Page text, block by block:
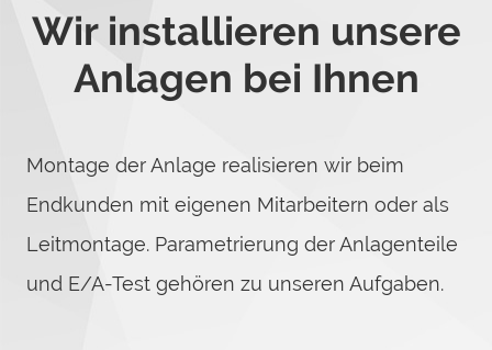
Wir installieren unsere
Anlagen bei Ihnen
Montage der Anlage realisieren wir beim
Endkunden mit eigenen Mitarbeitern oder als
Leitmontage. Parametrierung der Anlagenteile
und E/A-Test gehören zu unseren Aufgaben.